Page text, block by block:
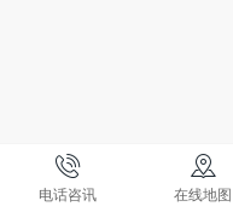
电话咨讯 在线地图